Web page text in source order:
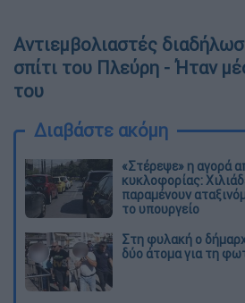
Αντιεμβολιαστές
σπίτι του Πλεύρη - Ήταν
του
Διαβάστε ακόμη
«Στέρεψε» η αγορά
κυκλοφορίας:
παραμένουν
το υπουργείο
Στη φυλακή ο
δύο άτομα για τη